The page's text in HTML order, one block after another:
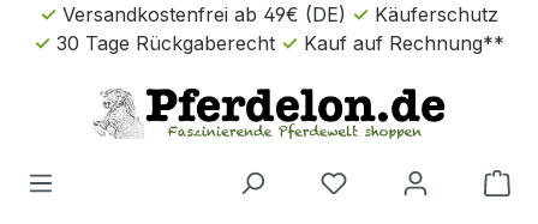
Zum Hauptinhalt springen
Versandkostenfrei ab 49€ (DE)
Käuferschutz
30 Tage Rückgaberecht
Kauf auf Rechnung**